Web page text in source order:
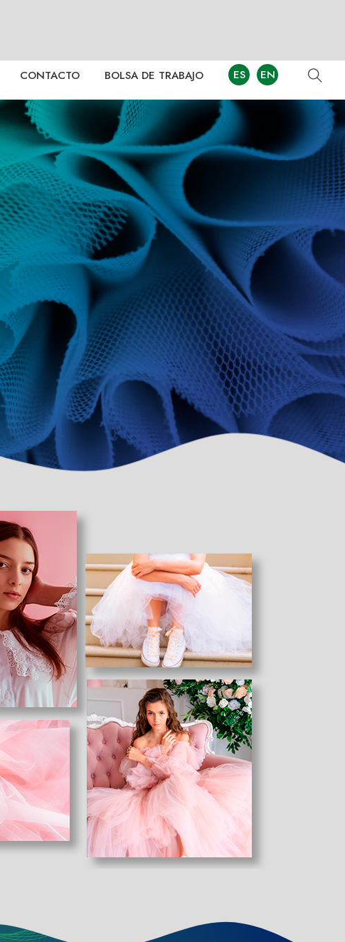
CONTACTO BOLSA DE TRABAJO ES EN